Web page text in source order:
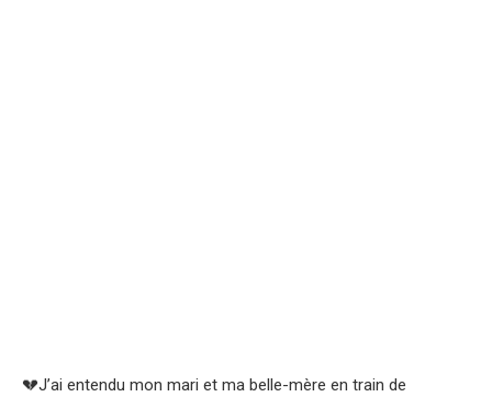
💔J’ai entendu mon mari et ma belle-mère en train de